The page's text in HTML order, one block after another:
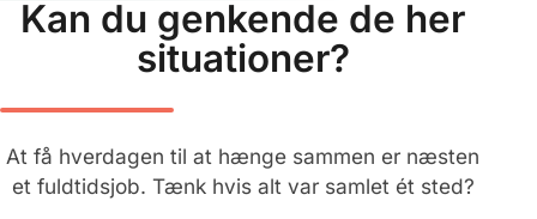
Kan du genkende de her
situationer?
At få hverdagen til at hænge sammen er næsten
et fuldtidsjob. Tænk hvis alt var samlet ét sted?